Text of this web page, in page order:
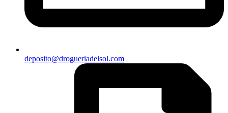
deposito@drogueriadelsol.com